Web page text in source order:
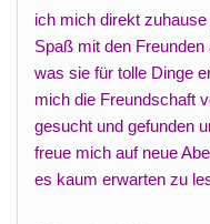
ich mich direkt
Spaß mit den
was sie für tolle Dinge
mich die Freundschaft
gesucht und gefunden
freue mich auf neue
es kaum erwarten zu